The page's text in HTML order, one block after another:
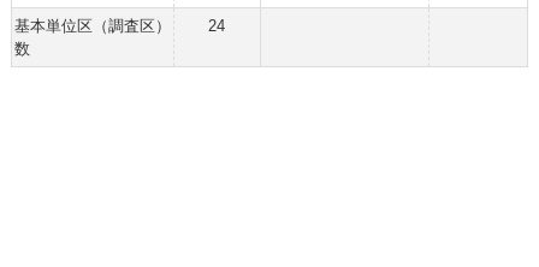
基本単位区（調査区）
数
24